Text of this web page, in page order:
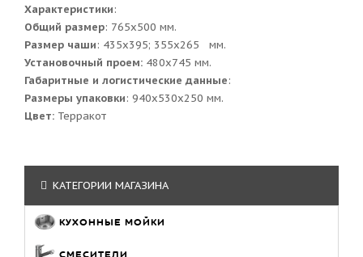
Характеристики:
Общий размер: 765x500 мм.
Размер чаши: 435x395; 355x265 мм.
Установочный проем: 480x745 мм.
Габаритные и логистические данные:
Размеры упаковки: 940x530x250 мм.
Цвет: Терракот
КАТЕГОРИИ МАГАЗИНА
КУХОННЫЕ МОЙКИ